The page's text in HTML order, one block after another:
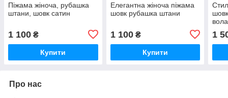
Піжама жіноча, рубашка
штани, шовк сатин
1 100 ₴
Купити
Елегантна жіноча піжама
шовк рубашка штани
1 100₴
Купити
1
Про нас